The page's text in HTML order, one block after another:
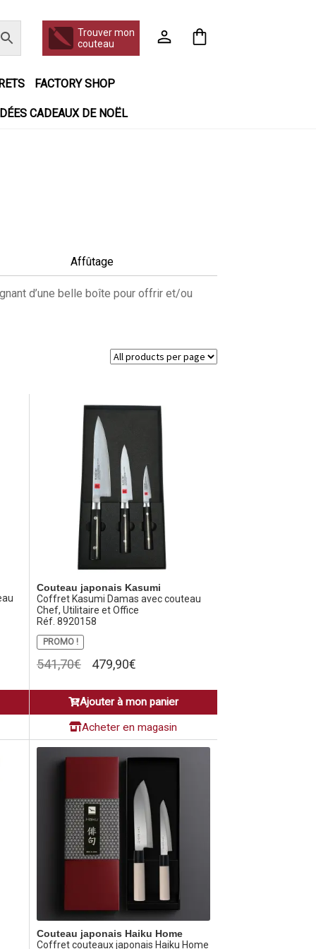
Trouver mon
couteau
FACTORY SHOP
CADEAUX DE NOËL
Affûtage
d’une belle boîte pour offrir et/ou
Couteau japonais Kasumi
Coffret Kasumi Damas avec couteau
Chef, Utilitaire et Office
Réf. 8920158
PROMO !
541,70€
Le
initial
était :
541,70€.
479,90€
actuel
est :
479,90€.
Ajouter à mon panier
Acheter en magasin
Couteau japonais Haiku Home
Coffret couteaux japonais Haiku Home